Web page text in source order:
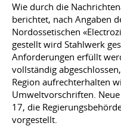
Wie durch die
berichtet, nach Angaben
Nordossetischen
gestellt wird Stahlwerk
Anforderungen erfüllt
vollständig
Region aufrechterhalten
Umweltvorschriften.
17, die
vorgestellt.